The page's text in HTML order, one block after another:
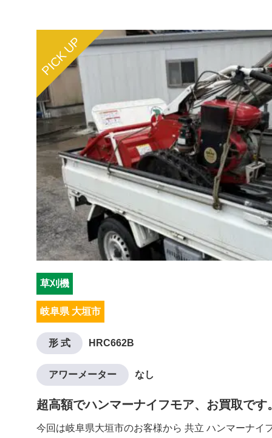
PICK UP
草刈機
岐阜県 大垣市
形 式 HRC662B
アワーメーター なし
超高額でハンマーナイフモア、お買取です
今回は岐阜県大垣市のお客様から 共立 ハンマーナイ